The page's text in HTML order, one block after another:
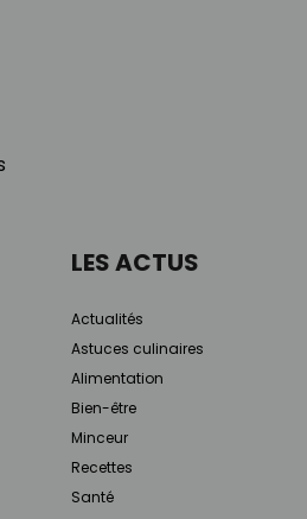
LES ACTUS
Actualités
Astuces culinaires
Alimentation
Bien-être
Minceur
Recettes
Santé